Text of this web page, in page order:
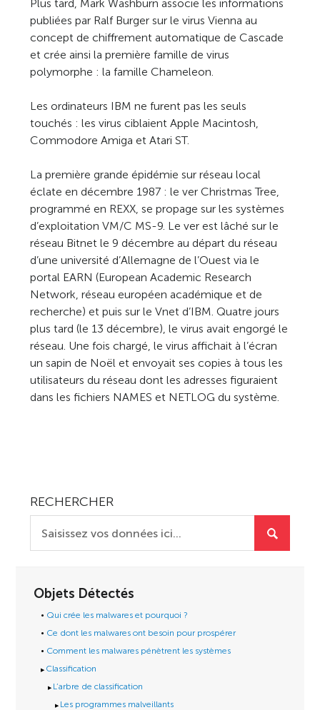
Plus tard, Mark Washburn associe les informations
publiées par Ralf Burger sur le virus Vienna au
concept de chiffrement automatique de Cascade
et crée ainsi la première famille de virus
polymorphe : la famille Chameleon.
Les ordinateurs IBM ne furent pas les seuls
touchés : les virus ciblaient Apple Macintosh,
Commodore Amiga et Atari ST.
La première grande épidémie sur réseau local
éclate en décembre 1987 : le ver Christmas Tree,
programmé en REXX, se propage sur les systèmes
d’exploitation VM/C MS-9. Le ver est lâché sur le
réseau Bitnet le 9 décembre au départ du réseau
d’une université d’Allemagne de l’Ouest via le
portal EARN (European Academic Research
Network, réseau européen académique et de
recherche) et puis sur le Vnet d’IBM. Quatre jours
plus tard (le 13 décembre), le virus avait engorgé le
réseau. Une fois chargé, le virus affichait à l’écran
un sapin de Noël et envoyait ses copies à tous les
utilisateurs du réseau dont les adresses figuraient
dans les fichiers NAMES et NETLOG du système.
RECHERCHER
Objets Détectés
Qui crée les malwares et pourquoi ?
Ce dont les malwares ont besoin pour prospérer
Comment les malwares pénètrent les systèmes
Classification
L’arbre de classification
Les programmes malveillants